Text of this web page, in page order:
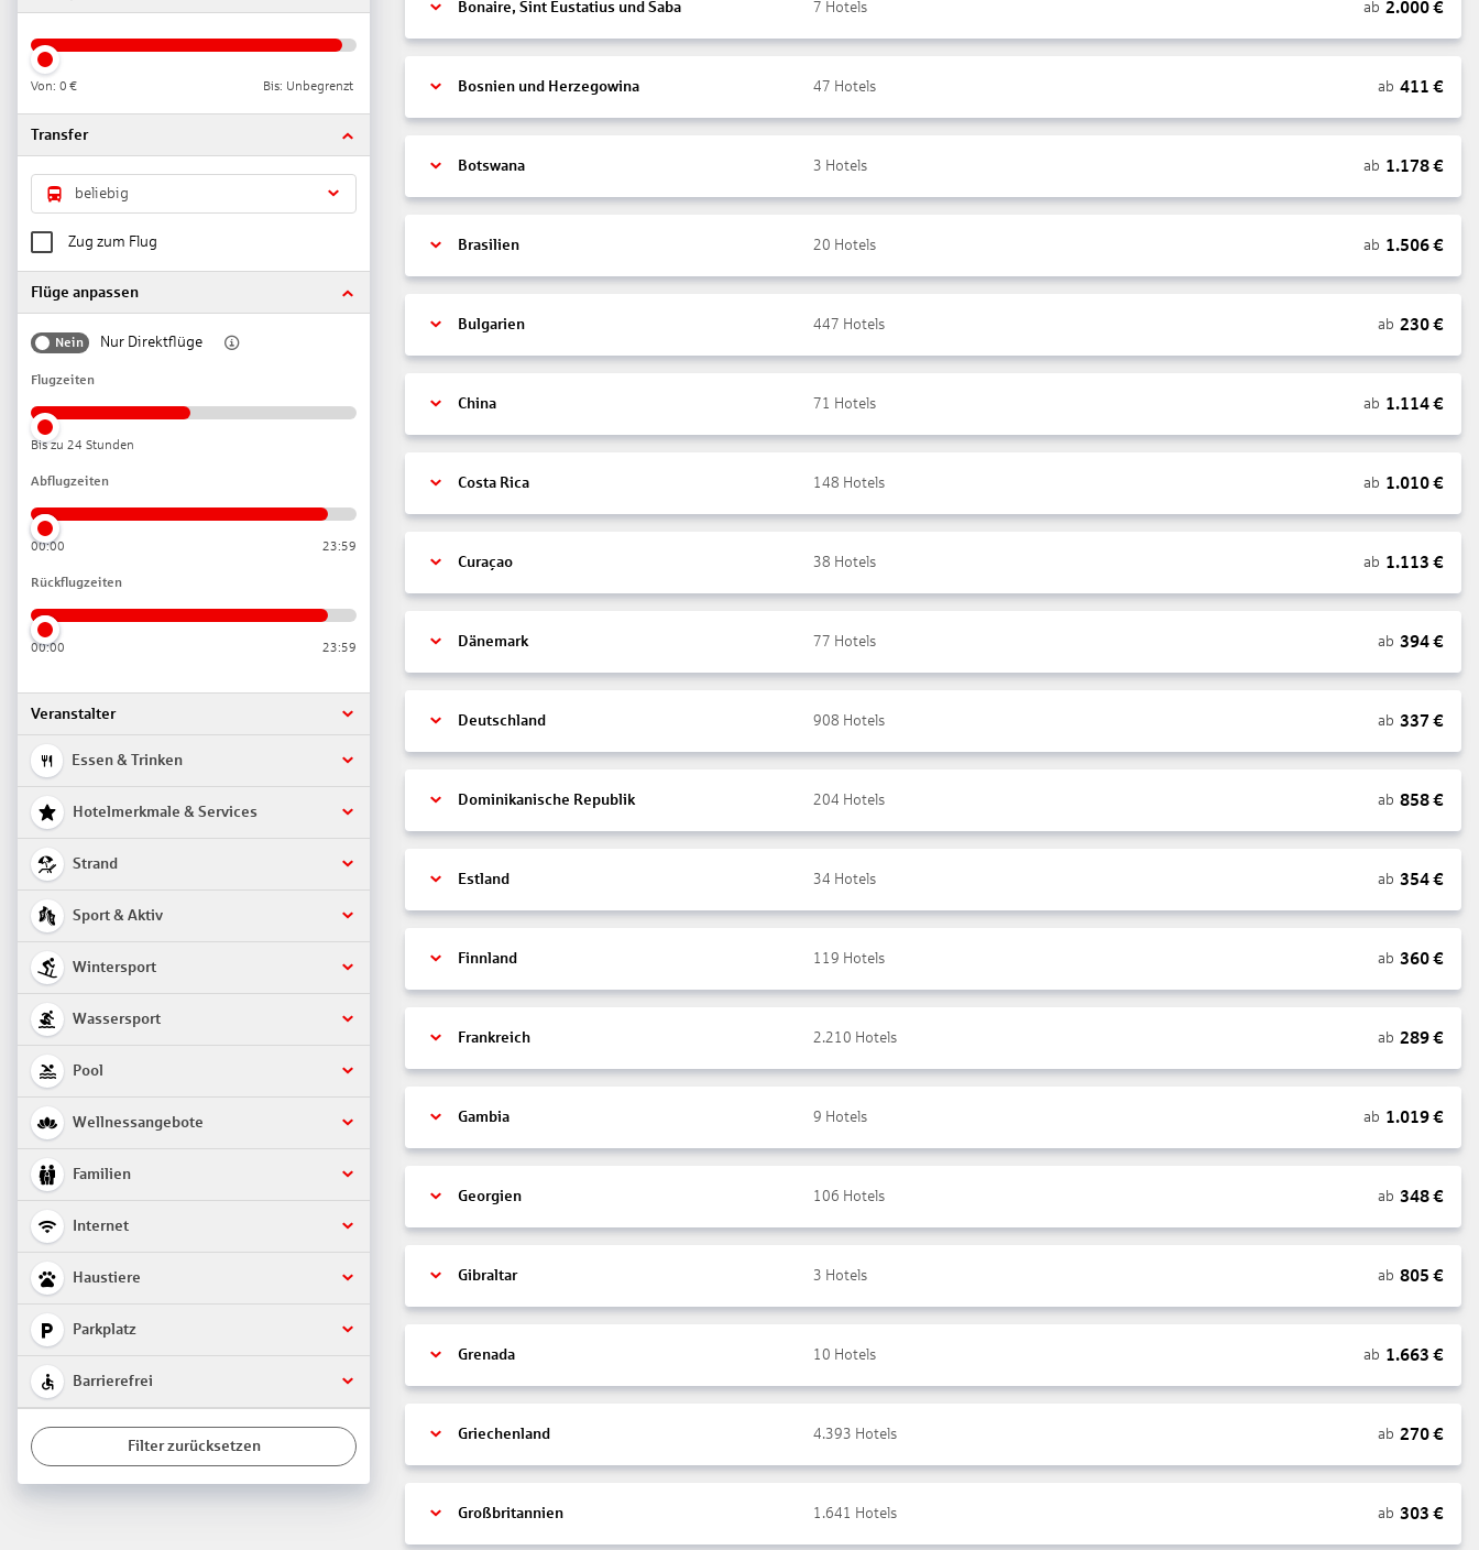
Von: 0 € Bis: Unbegrenzt
Transfer
beliebig
Zug zum Flug
Flüge anpassen
Nein Nur Direktflüge
Flugzeiten
Bis zu 24 Stunden
Abflugzeiten
00:00 23:59
Rückflugzeiten
00:00 23:59
Veranstalter
Essen & Trinken
Hotelmerkmale & Services
Strand
Sport & Aktiv
Wintersport
Wassersport
Pool
Wellnessangebote
Familien
Internet
Haustiere
Parkplatz
Barrierefrei
Filter zurücksetzen
Bonaire, Sint Eustatius und Saba 7 Hotels ab 2.000€
Bosnien und Herzegowina 47 Hotels ab 411 €
Botswana 3 Hotels ab 1.178€
Brasilien 20 Hotels ab 1.506€
Bulgarien 447 Hotels ab 230€
China 71 Hotels ab 1.114€
Costa Rica 148 Hotels ab 1.010€
Curaçao 38 Hotels ab 1.113 €
Dänemark 77 Hotels ab 394€
Deutschland 908 Hotels ab 337 €
Dominikanische Republik 204 Hotels ab 858€
Estland 34 Hotels ab 354€
Finnland 119 Hotels ab 360€
Frankreich 2.210 Hotels ab 289€
Gambia 9 Hotels ab 1.019€
Georgien 106 Hotels ab 348€
Gibraltar 3 Hotels ab 805 €
Grenada 10 Hotels ab 1.663 €
Griechenland 4.393 Hotels ab 270€
Großbritannien 1.641 Hotels ab 303 €